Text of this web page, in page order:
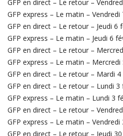
GFP en direct – Le retour –
GFP express – Le matin – Vendredi
GFP en direct – Le retour – Jeudi 6
GFP express – Le matin – Jeudi 6
GFP en direct – Le retour –
GFP express – Le matin –
GFP en direct – Le retour – Mardi
GFP en direct – Le retour – Lundi 3
GFP express – Le matin – Lundi 3
GFP en direct – Le retour –
GFP express – Le matin – Vendredi
GFP en direct – Le retour – Jeudi